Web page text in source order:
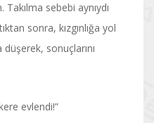
Takılma sebebi aynıydı
sonra, kızgınlığa yol
sonuçlarını
evlendi!”